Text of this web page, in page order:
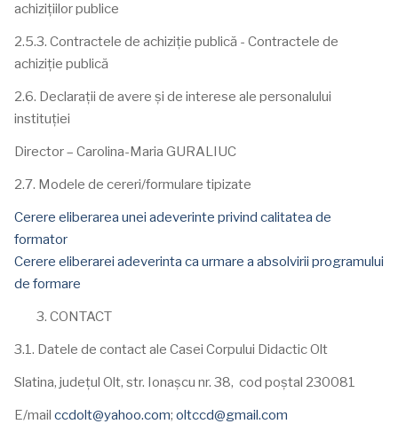
achizițiilor publice
2.5.3. Contractele de achiziție publică - Contractele de
achiziție publică
2.6. Declarații de avere și de interese ale personalului
instituției
Director – Carolina-Maria GURALIUC
2.7. Modele de cereri/formulare tipizate
Cerere eliberarea unei adeverinte privind calitatea de
formator
Cerere eliberarei adeverinta ca urmare a absolvirii programului
de formare
CONTACT
3.1. Datele de contact ale Casei Corpului Didactic Olt
Slatina, județul Olt, str. Ionașcu nr. 38, cod poștal 230081
E/mail ccdolt@yahoo.com; oltccd@gmail.com